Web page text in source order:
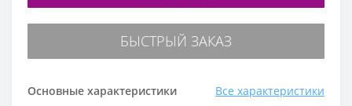
Основные характеристики Все характеристики
БЫСТРЫЙ ЗАКАЗ